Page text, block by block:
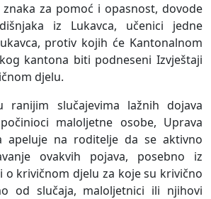
za pomoć i opasnost, dovode
iz Lukavca, učenici jedne
protiv kojih će Kantonalnom
kantona biti podneseni Izvještaji
djelu.
slučajevima lažnih dojava
maloljetne osobe, Uprava
apeluje na roditelje da se aktivno
ovakvih pojava, posebno iz
o krivičnom djelu za koje su krivično
od slučaja, maloljetnici ili njihovi